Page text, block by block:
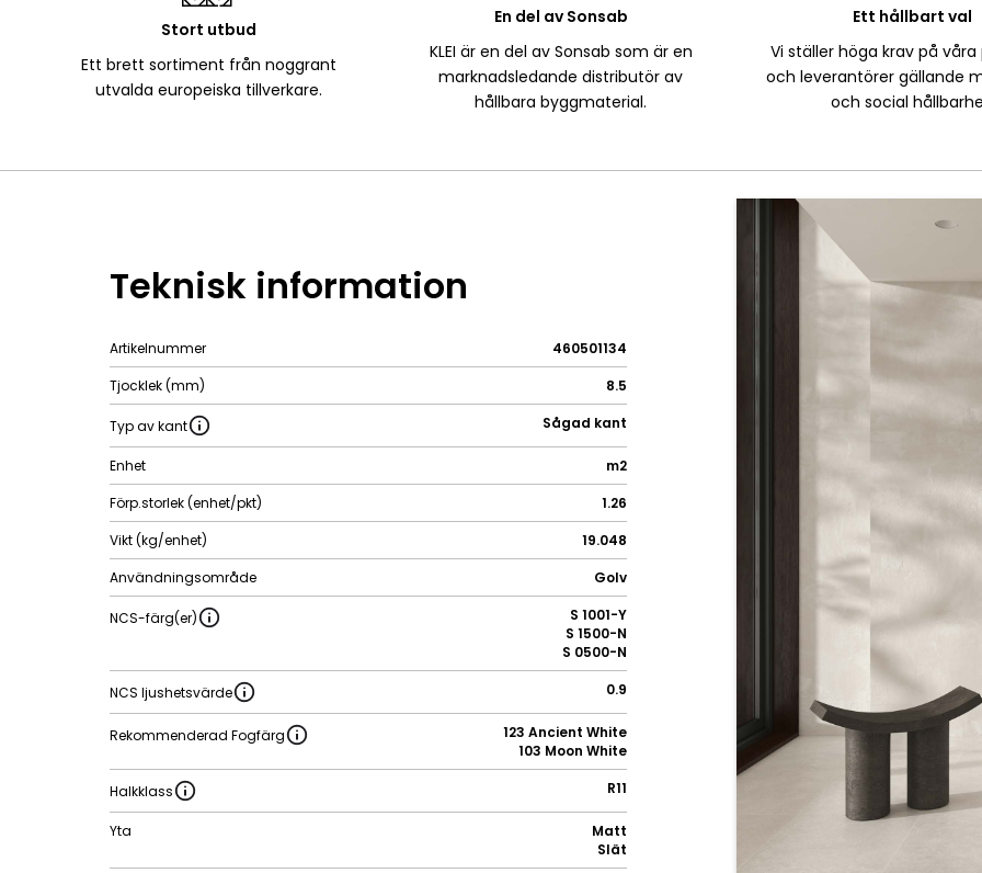
Stort utbud
Ett brett sortiment från noggrant
utvalda europeiska tillverkare.
En del av Sonsab
KLEI är en del av Sonsab som är en
marknadsledande distributör av
hållbara byggmaterial.
Ett hållbart val
Vi ställer höga krav på
och leverantörer gällande
och social
Teknisk information
Artikelnummer
460501134
Tjocklek (mm)
8.5
Typ av kant Sågad kant
Enhet
m2
Förp.storlek (enhet/pkt)
1.26
Vikt (kg/enhet)
19.048
Användningsområde
Golv
NCS-färg(er)
S 1001-Y
S 1500-N
S 0500-N
NCS ljushetsvärde 0.9
Rekommenderad Fogfärg
123 Ancient White
103 Moon White
Halkklass R11
Yta
Matt
Slät